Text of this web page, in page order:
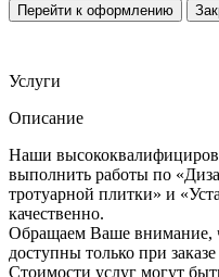
Перейти к оформлению
Услуги
Описание
Наши
выполнить работы по
тротуарной плитки» и
качественно.
Обращаем Ваше внимание,
доступны только при
Стоимости услуг могут